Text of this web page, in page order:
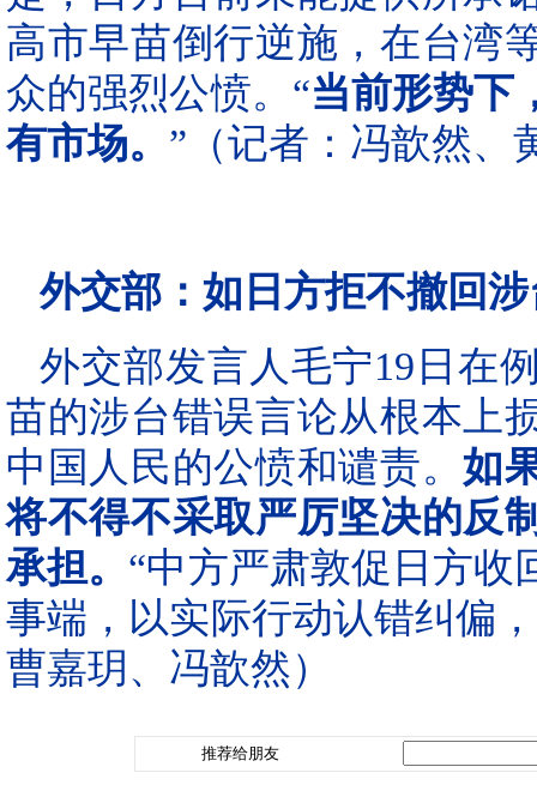
高市早苗倒行逆施，在台湾
众的强烈公愤。“当前形势下
有市场。 ”（记者：冯歆然、
外交部：如日方拒不撤回
外交部发言人毛宁19日在
苗的涉台错误言论从根本上
中国人民的公愤和谴责。如
将不得不采取严厉坚决的反
承担。 “中方严肃敦促日方收
事端，以实际行动认错纠偏
曹嘉玥、冯歆然）
推荐给朋友